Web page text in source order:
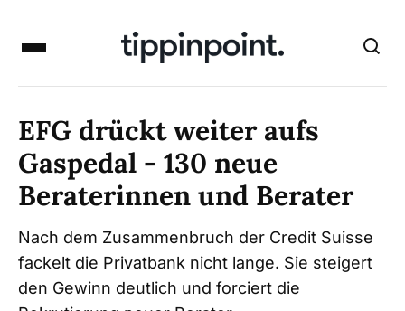
EFG drückt weiter aufs
Gaspedal - 130 neue
Beraterinnen und Berater
Nach dem Zusammenbruch der Credit Suisse
fackelt die Privatbank nicht lange. Sie steigert
den Gewinn deutlich und forciert die